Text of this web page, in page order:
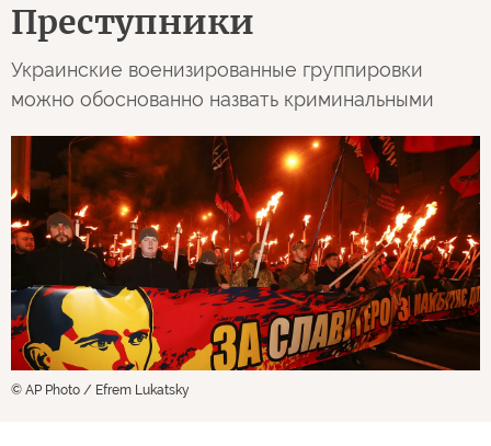
Преступники
Украинские военизированные группировки
можно обоснованно назвать криминальными
© AP Photo / Efrem Lukatsky